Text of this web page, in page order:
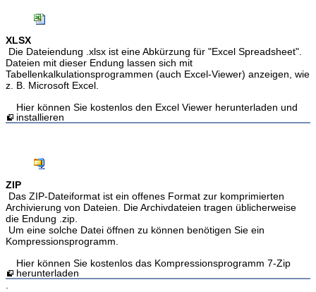
XLSX
Die Dateiendung .xlsx ist eine Abkürzung für "Excel Spreadsheet".
Dateien mit dieser Endung lassen sich mit
Tabellenkalkulationsprogrammen (auch Excel-Viewer) anzeigen, wie
z. B. Microsoft Excel.
Hier können Sie kostenlos den Excel Viewer herunterladen und
installieren
ZIP
Das ZIP-Dateiformat ist ein offenes Format zur komprimierten
Archivierung von Dateien. Die Archivdateien tragen üblicherweise
die Endung .zip.
Um eine solche Datei öffnen zu können benötigen Sie ein
Kompressionsprogramm.
Hier können Sie kostenlos das Kompressionsprogramm 7-Zip
herunterladen
.